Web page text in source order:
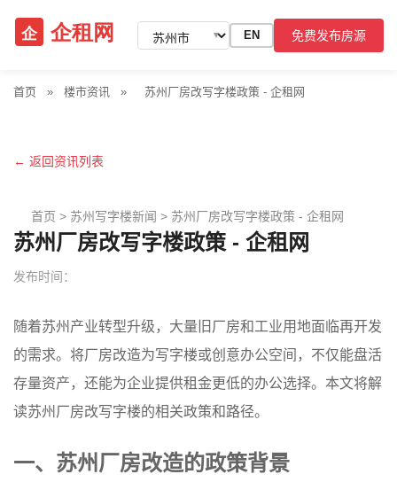
▼ EN 免费发布房源
首页 » 楼市资讯 » 苏州厂房改写字楼政策 - 企租网
← 返回资讯列表
首页 > 苏州写字楼新闻 > 苏州厂房改写字楼政策 - 企租网
苏州厂房改写字楼政策 - 企租网
发布时间：
随着苏州产业转型升级，大量旧厂房和工业用地面临再开发
的需求。将厂房改造为写字楼或创意办公空间，不仅能盘活
存量资产，还能为企业提供租金更低的办公选择。本文将解
读苏州厂房改写字楼的相关政策和路径。
一、苏州厂房改造的政策背景